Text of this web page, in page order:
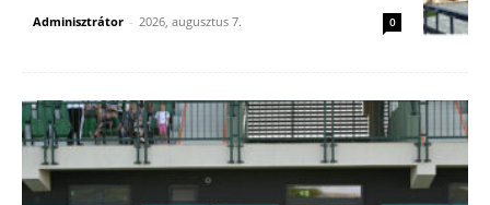
Adminisztrátor - 2026, augusztus 7. 0